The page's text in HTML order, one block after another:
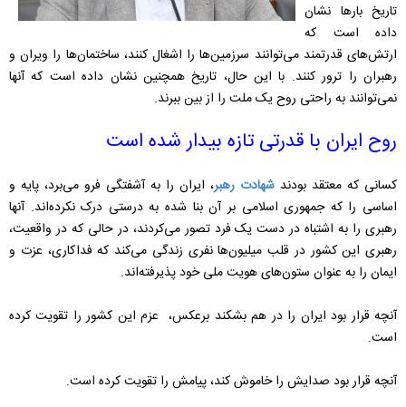
تاریخ بارها نشان
داده است که
ارتش‌های قدرتمند می‌توانند سرزمین‌ها را اشغال کنند، ساختمان‌ها را ویران و
رهبران را ترور کنند. با این حال، تاریخ همچنین نشان داده است که آنها
نمی‌توانند به راحتی روح یک ملت را از بین ببرند.
روح ایران با قدرتی تازه بیدار شده است
کسانی که معتقد بودند شهادت رهبر، ایران را به آشفتگی فرو می‌برد، پایه و
اساسی را که جمهوری اسلامی بر آن بنا شده به درستی درک نکرده‌اند. آنها
رهبری را به اشتباه در دست یک فرد تصور می‌کردند، در حالی که در واقعیت،
رهبری این کشور در قلب میلیون‌ها نفری زندگی می‌کند که فداکاری، عزت و
ایمان را به عنوان ستون‌های هویت ملی خود پذیرفته‌اند.
آنچه قرار بود ایران را در هم بشکند برعکس، عزم این کشور را تقویت کرده
است.
آنچه قرار بود صدایش را خاموش کند، پیامش را تقویت کرده است.